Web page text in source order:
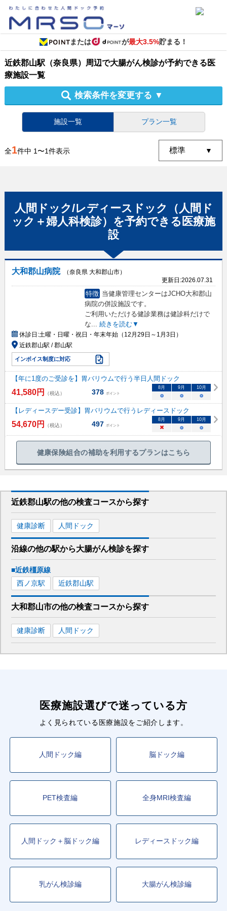
または が最大3.5%貯まる！
近鉄郡山駅（奈良県）周辺で大腸がん検診が予約できる医
療施設一覧
検索条件を変更する ▼
施設一覧 プラン一覧
全1件中 1〜1件表示
人間ドック/レディースドック（人間ド
ック＋婦人科検診） を予約できる 医療施
設
大和郡山病院
（奈良県 大和郡山市）
更新日:2026.07.31
特徴 当健康管理センターはJCHO大和郡山
病院の併設施設です。
ご利用いただける健診業務は健診科だけで
な... 続きを読む▼
休診日:土曜・日曜・祝日・年末年始（12月29日～1月3日）
近鉄郡山駅 / 郡山駅
インボイス制度に対応
【年に1度のご受診を】胃バリウムで行う半日人間ドック
41,580円 （税込） 378 ポイント
8月 9月 10月
○ ○ ○
【レディースデー受診】胃バリウムで行うレディースドック
54,670円 （税込） 497 ポイント
8月 9月 10月
× ○ ○
健康保険組合の補助を利用するプランはこちら
近鉄郡山駅の他の検査コースから探す
健康診断 人間ドック
沿線の他の駅から大腸がん検診を探す
■近鉄橿原線
西ノ京駅 近鉄郡山駅
大和郡山市の他の検査コースから探す
健康診断 人間ドック
医療施設選びで迷っている方
よく見られている医療施設をご紹介します。
人間ドック編 脳ドック編
PET検査編 全身MRI検査編
人間ドック＋脳ドック編 レディースドック編
乳がん検診編 大腸がん検診編